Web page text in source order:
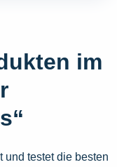
im
und testet die besten